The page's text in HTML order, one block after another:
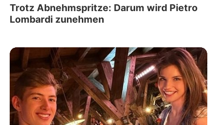
Trotz Abnehmspritze: Darum wird Pietro
Lombardi zunehmen